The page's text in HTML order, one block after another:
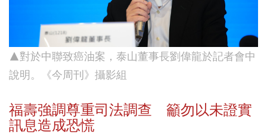
▲對於中聯致癌油案，泰山董事長劉偉龍於記者會中
說明。《今周刊》攝影組
福壽強調尊重司法調查 籲勿以未證實
訊息造成恐慌